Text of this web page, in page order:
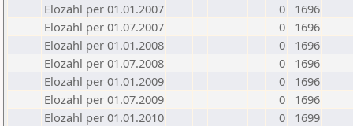
Elozahl per 01.01.2007
0
1696
Elozahl per 01.07.2007
0
1696
Elozahl per 01.01.2008
0
1696
Elozahl per 01.07.2008
0
1696
Elozahl per 01.01.2009
0
1696
Elozahl per 01.07.2009
0
1696
Elozahl per 01.01.2010
0
1699